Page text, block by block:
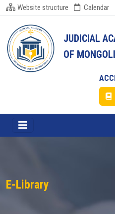
Website structure Calendar
JUDICIAL
OF
E-Library